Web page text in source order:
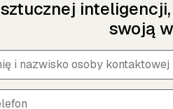
sztucznej
swoją